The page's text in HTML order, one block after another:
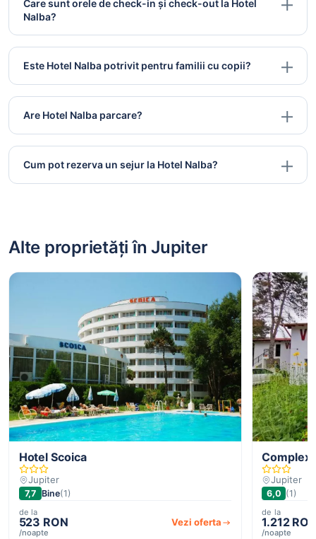
Care sunt orele de check-in și check-out la Hotel
Nalba?
Este Hotel Nalba potrivit pentru familii cu copii?
Are Hotel Nalba parcare?
Cum pot rezerva un sejur la Hotel Nalba?
Alte proprietăți în Jupiter
Hotel Scoica
Jupiter
7,7 Bine(1)
de la
523 RON
/noapte
Vezi oferta
Complex
Jupiter
6,0 (1)
de la
1.212
/noapte